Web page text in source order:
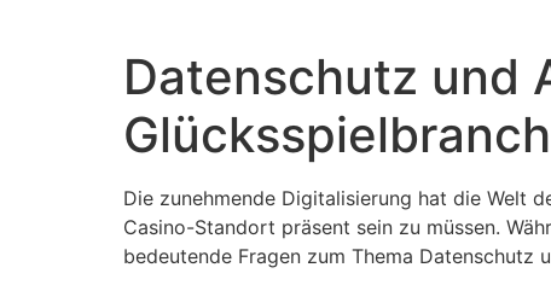
Datenschutz und
Die zunehmende Digitalisierung hat die Welt
Casino-Standort präsent sein zu müssen.
bedeutende Fragen zum Thema Datenschutz